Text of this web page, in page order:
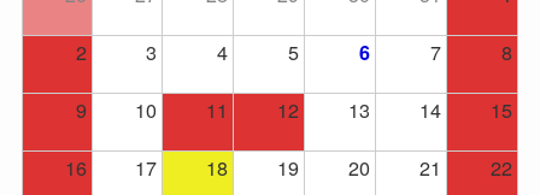
2
3 4 5 6 7
8
9
10 11 12 13 14
15
16
17 18 19 20 21
22